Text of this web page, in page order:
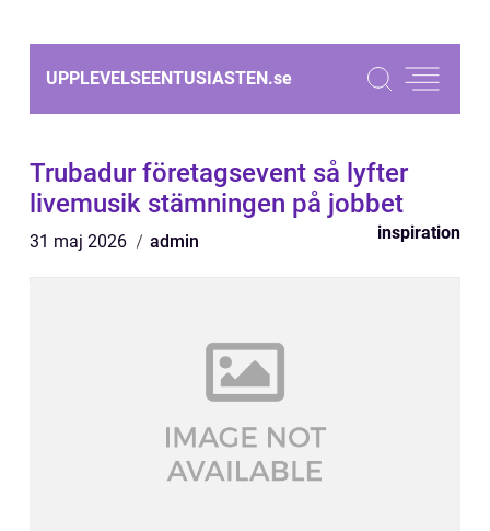
UPPLEVELSEENTUSIASTEN.se
Trubadur företagsevent så lyfter
livemusik stämningen på jobbet
31 maj 2026 admin inspiration